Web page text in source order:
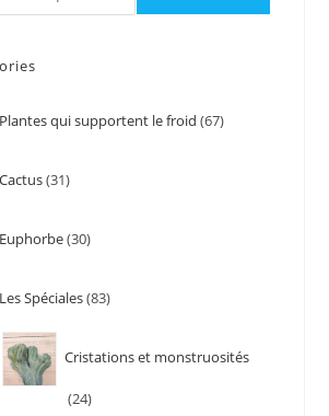
Plantes qui supportent le froid 67
Cactus 31
Euphorbe 30
Les Spéciales 83
Cristations et monstruosités
24